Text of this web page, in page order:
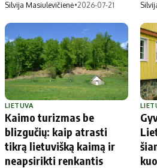
Silvija Masiulevičienė•2026-07-21
LIETUVA
Kaimo turizmas be
blizgučių: kaip atrasti
tikrą lietuvišką kaimą ir
neapsirikti renkantis